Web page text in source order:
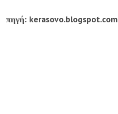
πηγή: kerasovo.blogspot.com